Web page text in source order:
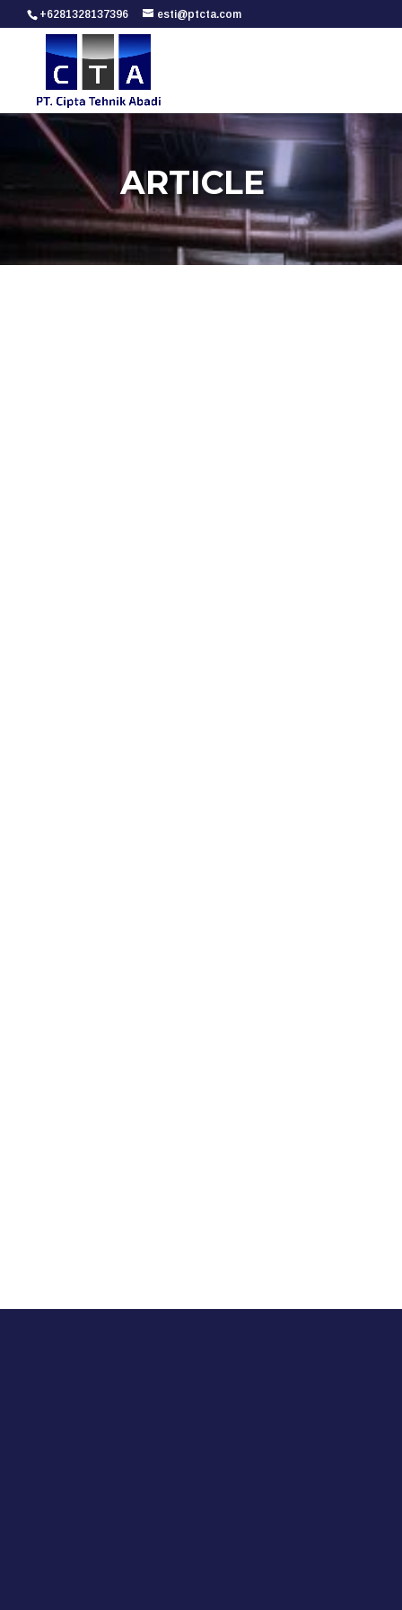
+6281328137396 esti@ptcta.com
ARTICLE